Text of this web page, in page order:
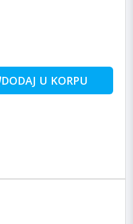
DODAJ U KORPU